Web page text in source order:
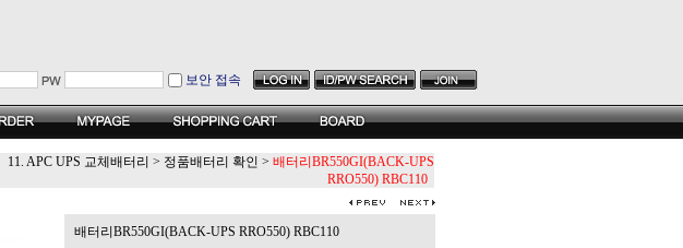
보안 접속
11. APC UPS 교체배터리 > 정품배터리 확인 > 배터리BR550GI(BACK-UPS
RRO550) RBC110
배터리BR550GI(BACK-UPS RRO550) RBC110